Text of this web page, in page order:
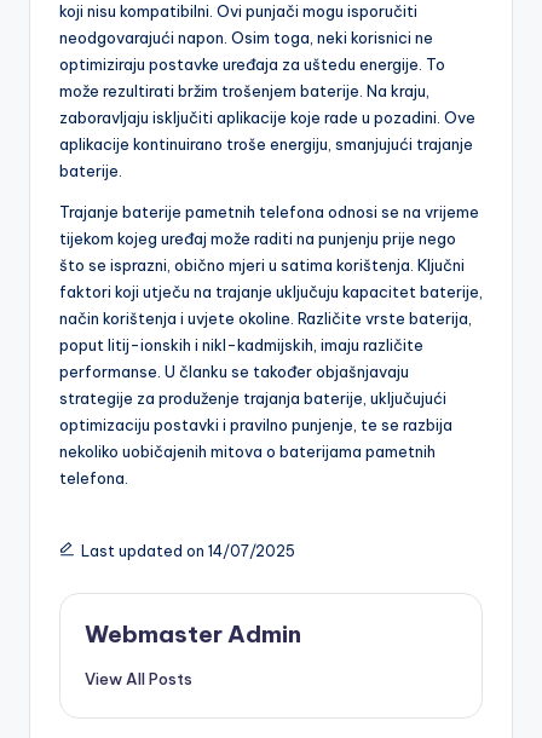
koji nisu kompatibilni. Ovi punjači mogu isporučiti
neodgovarajući napon. Osim toga, neki korisnici ne
optimiziraju postavke uređaja za uštedu energije. To
može rezultirati bržim trošenjem baterije. Na kraju,
zaboravljaju isključiti aplikacije koje rade u pozadini. Ove
aplikacije kontinuirano troše energiju, smanjujući trajanje
baterije.
Trajanje baterije pametnih telefona odnosi se na vrijeme
tijekom kojeg uređaj može raditi na punjenju prije nego
što se isprazni, obično mjeri u satima korištenja. Ključni
faktori koji utječu na trajanje uključuju kapacitet baterije,
način korištenja i uvjete okoline. Različite vrste baterija,
poput litij-ionskih i nikl-kadmijskih, imaju različite
performanse. U članku se također objašnjavaju
strategije za produženje trajanja baterije, uključujući
optimizaciju postavki i pravilno punjenje, te se razbija
nekoliko uobičajenih mitova o baterijama pametnih
telefona.
Last updated on 14/07/2025
Webmaster Admin
View All Posts